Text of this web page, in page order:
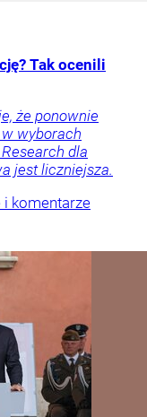
Tak ocenili
że ponownie
w wyborach
dla
jest liczniejsza.
i komentarze